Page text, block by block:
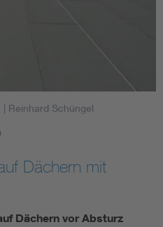
| Reinhard Schüngel
Dächern mit
Dächern vor Absturz